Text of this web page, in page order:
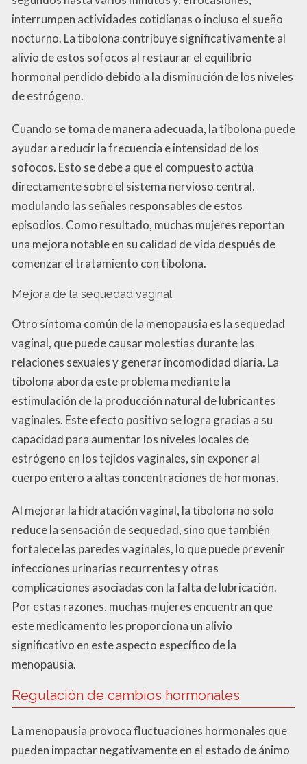
interrumpen actividades cotidianas o incluso el sueño
nocturno. La tibolona contribuye significativamente al
alivio de estos sofocos al restaurar el equilibrio
hormonal perdido debido a la disminución de los niveles
de estrógeno.
Cuando se toma de manera adecuada, la tibolona puede
ayudar a reducir la frecuencia e intensidad de los
sofocos. Esto se debe a que el compuesto actúa
directamente sobre el sistema nervioso central,
modulando las señales responsables de estos
episodios. Como resultado, muchas mujeres reportan
una mejora notable en su calidad de vida después de
comenzar el tratamiento con tibolona.
Mejora de la sequedad vaginal
Otro síntoma común de la menopausia es la sequedad
vaginal, que puede causar molestias durante las
relaciones sexuales y generar incomodidad diaria. La
tibolona aborda este problema mediante la
estimulación de la producción natural de lubricantes
vaginales. Este efecto positivo se logra gracias a su
capacidad para aumentar los niveles locales de
estrógeno en los tejidos vaginales, sin exponer al
cuerpo entero a altas concentraciones de hormonas.
Al mejorar la hidratación vaginal, la tibolona no solo
reduce la sensación de sequedad, sino que también
fortalece las paredes vaginales, lo que puede prevenir
infecciones urinarias recurrentes y otras
complicaciones asociadas con la falta de lubricación.
Por estas razones, muchas mujeres encuentran que
este medicamento les proporciona un alivio
significativo en este aspecto específico de la
menopausia.
Regulación de cambios hormonales
La menopausia provoca fluctuaciones hormonales que
pueden impactar negativamente en el estado de ánimo